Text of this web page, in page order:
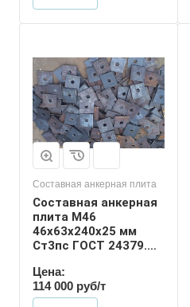
Составная анкерная плита
Составная анкерная
плита М46
46х63х240х25 мм
Ст3пс ГОСТ 24379.1-
Цена:
114 000 руб/т
42
Номер диаметра
резьбы
М42
Размер резьбы
М42